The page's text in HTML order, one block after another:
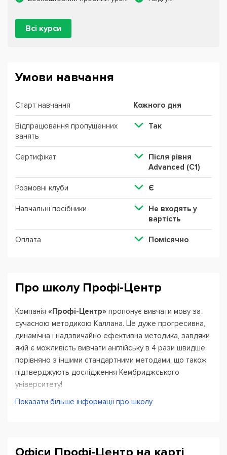
Всі курси
Умови навчання
Старт навчання Кожного дня
Відпрацювання пропущенних
занять
Так
Сертифікат
Після рівня
Advanced (C1)
Розмовні клуби Є
Навчальні посібники
Не входять у
вартість
Оплата Помісячно
Про школу Профі-Центр
Компанія «Профі-Центр» пропонує вивчати мову за
сучасною методикою Каллана. Це дуже прогресивна,
динамічна і надзвичайно ефективна методика, завдяки
якій є можливість вивчати англійську в 4 рази швидше
порівняно з іншими стандартними методами, що також
підтверджують дослідження Кембриджського
університету!
«Профі-Центр»це Акредитований навчальний заклад,
Показати більше інформації про школу